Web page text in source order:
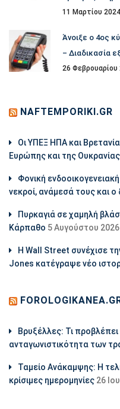
11 Μαρτίου 2024
Άνοιξε ο 4ος
– Διαδικασία
26 Φεβρουαρίου
NAFTEMPORIKI.GR
Οι ΥΠΕΞ ΗΠΑ και
Ευρώπης και της Ουκρανίας
Φονική
νεκροί, ανάμεσά τους και
Πυρκαγιά σε χαμηλή
Κάρπαθο 5 Αυγούστου 2026
Η Wall Street συνέχισε
Jones κατέγραψε νέο
Βρυξέλλες: Τι προβλέπει
ανταγωνιστικότητα των
Ταμείο Ανάκαμψης: Η
κρίσιμες ημερομηνίες 26